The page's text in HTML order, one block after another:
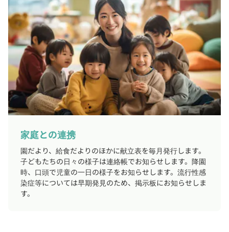
家庭との連携
園だより、給食だよりのほかに献立表を毎月発行します。
子どもたちの日々の様子は連絡帳でお知らせします。降園
時、口頭で児童の一日の様子をお知らせします。流行性感
染症等については早期発見のため、掲示板にお知らせしま
す。